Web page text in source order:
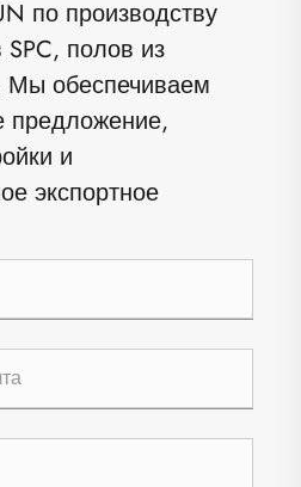
по производству
полов из
Мы обеспечиваем
предложение,
и
экспортное